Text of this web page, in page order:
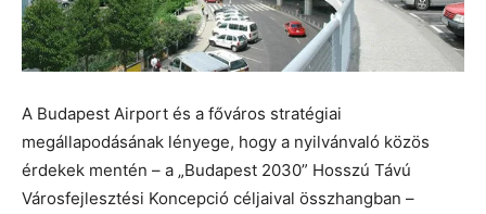
A Budapest Airport és a főváros stratégiai
megállapodásának lényege, hogy a nyilvánvaló közös
érdekek mentén – a „Budapest 2030” Hosszú Távú
Városfejlesztési Koncepció céljaival összhangban –